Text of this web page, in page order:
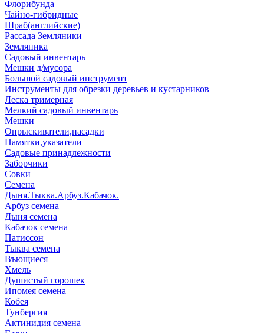
Флорибунда
Чайно-гибридные
Шраб(английские)
Рассада Земляники
Земляника
Садовый инвентарь
Мешки д/мусора
Большой садовый инструмент
Инструменты для обрезки деревьев и кустарников
Леска тримерная
Мелкий садовый инвентарь
Мешки
Опрыскиватели,насадки
Памятки,указатели
Садовые принадлежности
Заборчики
Совки
Семена
Дыня.Тыква.Арбуз.Кабачок.
Арбуз семена
Дыня семена
Кабачок семена
Патиссон
Тыква семена
Въющиеся
Хмель
Душистый горошек
Ипомея семена
Кобея
Тунбергия
Актинидия семена